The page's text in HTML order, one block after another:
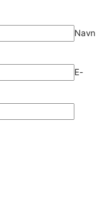
Navn
E-